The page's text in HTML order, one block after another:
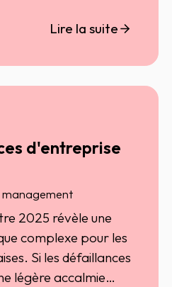
Lire la suite
d'entreprise
management
2025 révèle une
complexe pour les
Si les défaillances
légère accalmie